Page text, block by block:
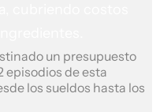
un presupuesto
episodios de esta
los sueldos hasta los